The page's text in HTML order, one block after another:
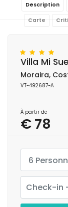
Description
Carte
Villa Mi
Moraira,
VT-492687-A
À partir de
€ 78
6